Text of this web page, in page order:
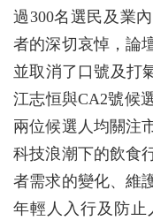
過300名選民及業
者的深切哀悼，論
並取消了口號及打
江志恒與CA2號候
兩位候選人均關注
科技浪潮下的飲食
者需求的變化、維
年輕人入行及防